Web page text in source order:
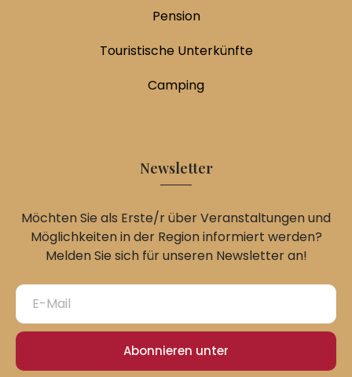
Pension
Touristische Unterkünfte
Camping
Newsletter
Möchten Sie als Erste/r über Veranstaltungen und
Möglichkeiten in der Region informiert werden?
Melden Sie sich für unseren Newsletter an!
Abonnieren unter